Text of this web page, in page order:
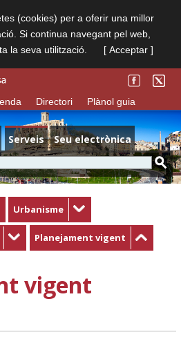
(cookies) per a oferir una millor
Si continua navegant pel web,
la seva utilització.
[ Acceptar ]
Directori Plànol guia
Serveis
Seu electrònica
Urbanisme
Planejament vigent
vigent